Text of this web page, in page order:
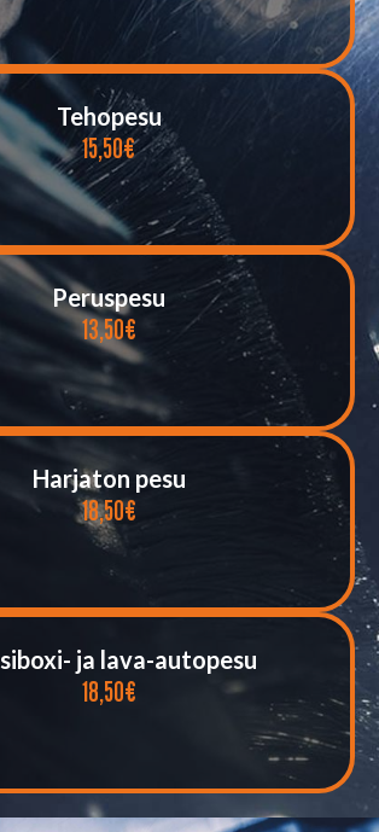
Tehopesu
15,50€
Peruspesu
13,50€
Harjaton pesu
18,50€
ja lava-autopesu
18,50€